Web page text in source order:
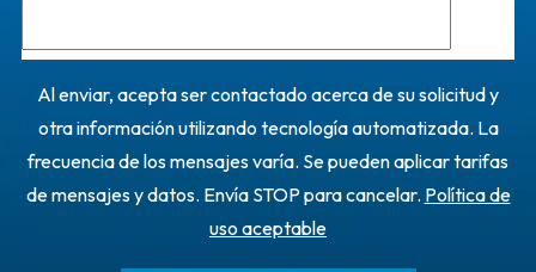
Al enviar, acepta ser contactado acerca de su solicitud y
otra información utilizando tecnología automatizada. La
frecuencia de los mensajes varía. Se pueden aplicar tarifas
de mensajes y datos. Envía STOP para cancelar. Política de
uso aceptable